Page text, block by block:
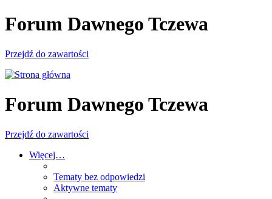
Forum Dawnego Tczewa
Przejdź do zawartości
Forum Dawnego Tczewa
Przejdź do zawartości
Więcej…
Tematy bez odpowiedzi
Aktywne tematy